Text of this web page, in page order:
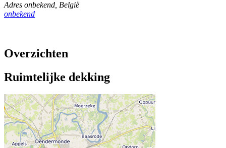
Adres onbekend België
onbekend
Overzichten
Ruimtelijke dekking